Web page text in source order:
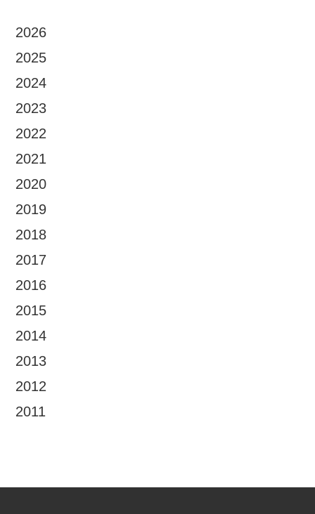
2026
2025
2024
2023
2022
2021
2020
2019
2018
2017
2016
2015
2014
2013
2012
2011